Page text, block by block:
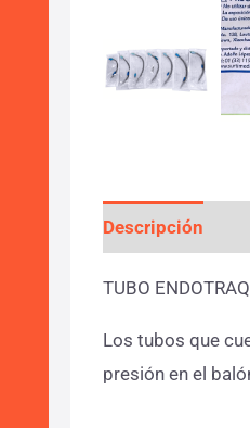
Descripción
TUBO
Los tubos que
presión en el